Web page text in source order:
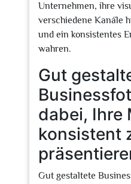
Unternehmen, ihre
verschiedene Kanäle
und ein konsistentes
wahren.
Gut
dabei, Ihre
konsistent
Gut gestaltete